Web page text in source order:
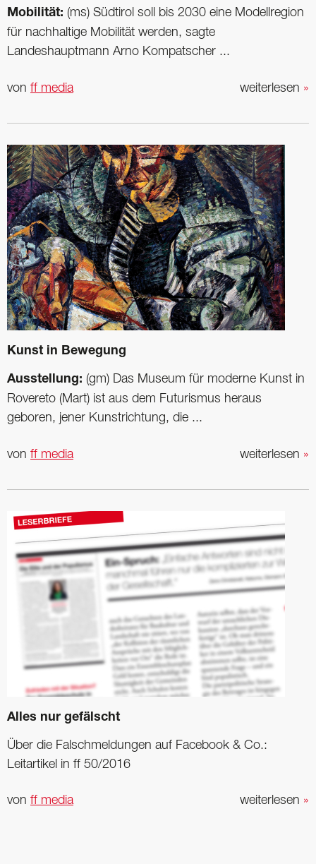
Mobilität: (ms) Südtirol soll bis 2030 eine Modellregion
für nachhaltige Mobilität werden, sagte
Landeshauptmann Arno Kompatscher ...
weiterlesen »
von ff media
Kunst in ­Bewegung
Ausstellung: (gm) Das Museum für ­moderne Kunst in
Rovereto (Mart) ist aus dem Futurismus heraus
geboren, jener Kunstrichtung, die ...
weiterlesen »
von ff media
Alles nur gefälscht
Über die Falschmeldungen auf Facebook & Co.:
Leitartikel in ff 50/2016
weiterlesen »
von ff media